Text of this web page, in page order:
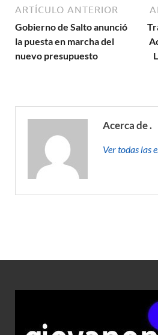
ARTÍCULO ANTERIOR
Gobierno de Salto anunció
la puesta en marcha del
nuevo presupuesto
Acerca de .
Ver todas las